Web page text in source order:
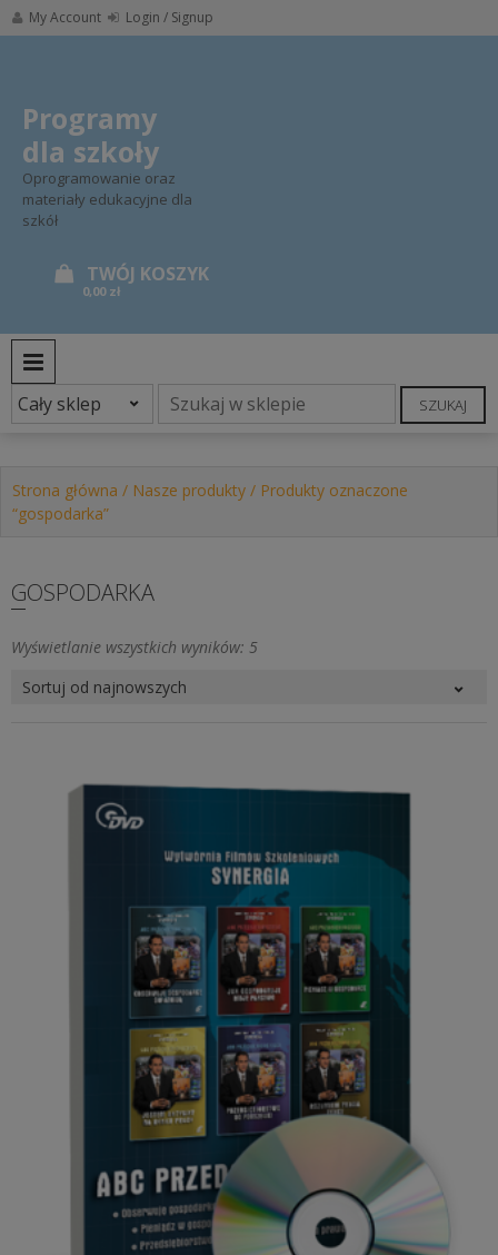
Skip
to
My Account Login / Signup
Programy
dla szkoły
Oprogramowanie oraz
materiały edukacyjne dla
szkół
0,00 zł
SZUKAJ
Strona główna / Nasze produkty / Produkty oznaczone
“gospodarka”
GOSPODARKA
Wyświetlanie wszystkich wyników: 5Posortowane